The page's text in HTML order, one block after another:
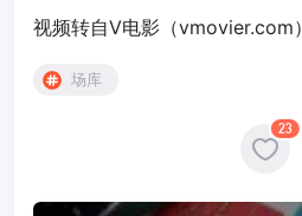
视频转自V电影（vmovier.com）
场库
23